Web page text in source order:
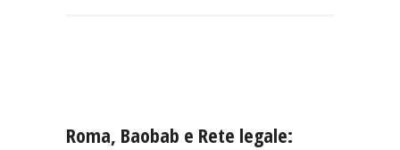
Roma, Baobab e Rete legale: